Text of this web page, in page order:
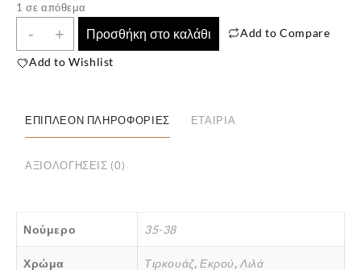
1 σε απόθεμα
-
Κάλτσα
Πετσετέ
Μονόχρωμα
Λιλά-
9-
11
+ Προσθήκη στο καλάθι Add to Compare
Add to Wishlist
ΕΠΙΠΛΈΟΝ ΠΛΗΡΟΦΟΡΊΕΣ ΕΤΑΙΡΊΑ
ΑΞΙΟΛΟΓΉΣΕΙΣ (0)
Νούμερο 35-38
Χρώμα Τιρκουάζ,Εκρού,Λιλά